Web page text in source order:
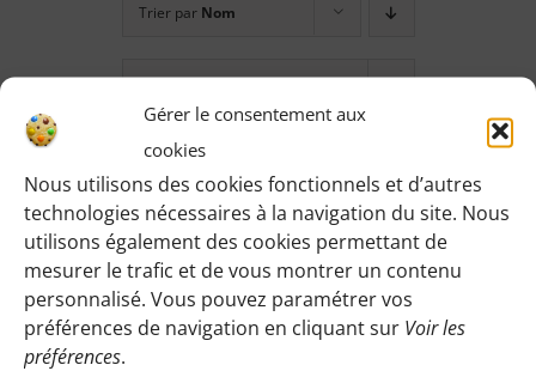
Gérer le consentement aux
cookies
Nous utilisons des cookies fonctionnels et d’autres
technologies nécessaires à la navigation du site. Nous
utilisons également des cookies permettant de
mesurer le trafic et de vous montrer un contenu
personnalisé. Vous pouvez paramétrer vos
préférences de navigation en cliquant sur Voir les
préférences.
Trier par Nom
Montrer12 produits